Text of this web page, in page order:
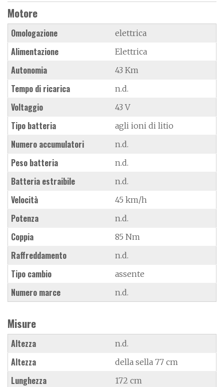
Motore
Omologazione elettrica
Alimentazione Elettrica
Autonomia 43 Km
Tempo di ricarica n.d.
Voltaggio 43 V
Tipo batteria agli ioni di litio
Numero accumulatori n.d.
Peso batteria n.d.
Batteria estraibile n.d.
Velocità 45 km/h
Potenza n.d.
Coppia 85 Nm
Raffreddamento n.d.
Tipo cambio assente
Numero marce n.d.
Misure
Altezza n.d.
Altezza della sella 77 cm
Lunghezza 172 cm